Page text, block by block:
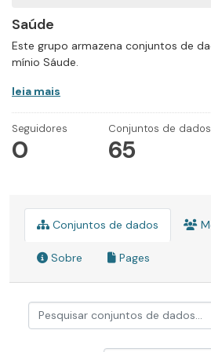
Saúde
Este grupo armazena conjuntos de
mínio Sáude.
leia mais
Seguidores
0
Conjuntos de dados
65
Conjuntos de dados
Sobre Pages